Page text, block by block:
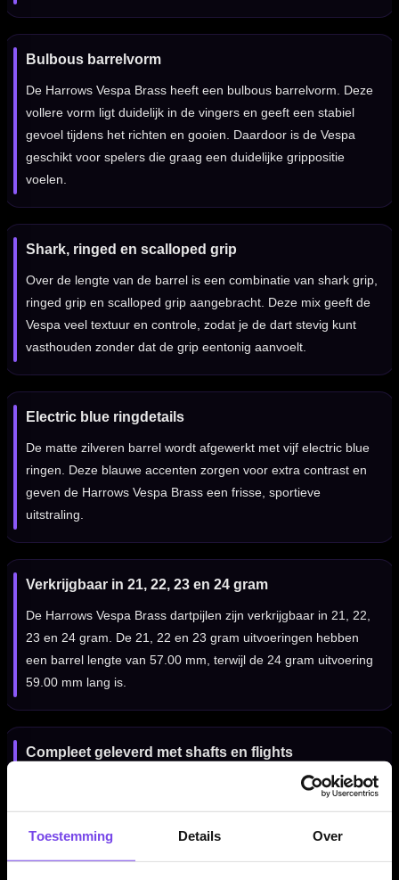
Toestemming Details Over
Bulbous barrelvorm
De Harrows Vespa Brass heeft een bulbous barrelvorm. Deze
vollere vorm ligt duidelijk in de vingers en geeft een stabiel
gevoel tijdens het richten en gooien. Daardoor is de Vespa
geschikt voor spelers die graag een duidelijke grippositie
voelen.
Shark, ringed en scalloped grip
Over de lengte van de barrel is een combinatie van shark grip,
ringed grip en scalloped grip aangebracht. Deze mix geeft de
Vespa veel textuur en controle, zodat je de dart stevig kunt
vasthouden zonder dat de grip eentonig aanvoelt.
Electric blue ringdetails
De matte zilveren barrel wordt afgewerkt met vijf electric blue
ringen. Deze blauwe accenten zorgen voor extra contrast en
geven de Harrows Vespa Brass een frisse, sportieve
uitstraling.
Verkrijgbaar in 21, 22, 23 en 24 gram
De Harrows Vespa Brass dartpijlen zijn verkrijgbaar in 21, 22,
23 en 24 gram. De 21, 22 en 23 gram uitvoeringen hebben
een barrel lengte van 57.00 mm, terwijl de 24 gram uitvoering
59.00 mm lang is.
Compleet geleverd met shafts en flights
De Harrows Vespa Brass dartpijlen worden geleverd als